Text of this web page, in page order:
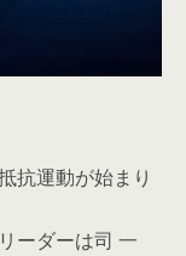
抗運動が始まり
ーダーは司 一